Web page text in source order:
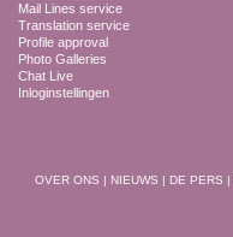
Mail Lines service
Translation service
Profile approval
Photo Galleries
Chat Live
Inloginstellingen
OVER ONS | NIEUWS | DE PERS |